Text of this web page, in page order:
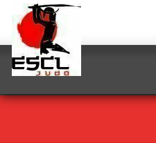
Panneau de gestion des cookies